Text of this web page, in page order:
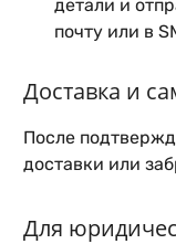
детали и
почту или в
Доставка и
После
доставки или
Для